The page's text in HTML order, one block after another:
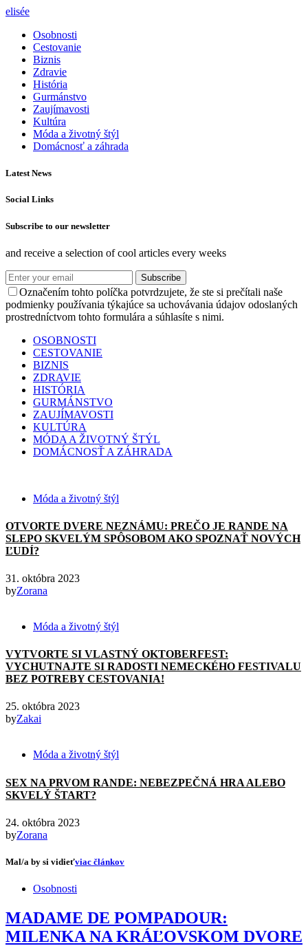
elisée
Osobnosti
Cestovanie
Biznis
Zdravie
História
Gurmánstvo
Zaujímavosti
Kultúra
Móda a životný štýl
Domácnosť a záhrada
Latest News
Social Links
Subscribe to our newsletter
and receive a selection of cool articles every weeks
Subscribe
Označením tohto políčka potvrdzujete, že ste si prečítali naše
podmienky používania týkajúce sa uchovávania údajov odoslaných
prostredníctvom tohto formulára a súhlasíte s nimi.
OSOBNOSTI
CESTOVANIE
BIZNIS
ZDRAVIE
HISTÓRIA
GURMÁNSTVO
ZAUJÍMAVOSTI
KULTÚRA
MÓDA A ŽIVOTNÝ ŠTÝL
DOMÁCNOSŤ A ZÁHRADA
Móda a životný štýl
OTVORTE DVERE NEZNÁMU: PREČO JE RANDE NA
SLEPO SKVELÝM SPÔSOBOM AKO SPOZNAŤ NOVÝCH
ĽUDÍ?
31. októbra 2023
byZorana
Móda a životný štýl
VYTVORTE SI VLASTNÝ OKTOBERFEST:
VYCHUTNAJTE SI RADOSTI NEMECKÉHO FESTIVALU
BEZ POTREBY CESTOVANIA!
25. októbra 2023
byZakai
Móda a životný štýl
SEX NA PRVOM RANDE: NEBEZPEČNÁ HRA ALEBO
SKVELÝ ŠTART?
24. októbra 2023
byZorana
Mal/a by si vidieťviac článkov
Osobnosti
MADAME DE POMPADOUR:
MILENKA NA KRÁĽOVSKOM DVORE